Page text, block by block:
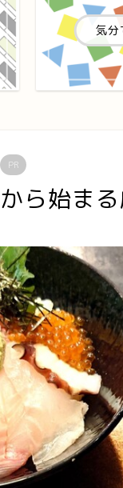
気分
PR
ら始ま